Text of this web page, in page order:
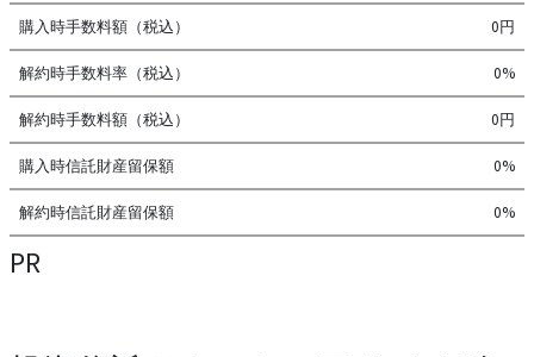
購入時手数料額（税込） 0円
解約時手数料率（税込） 0%
解約時手数料額（税込） 0円
購入時信託財産留保額 0%
解約時信託財産留保額 0%
PR